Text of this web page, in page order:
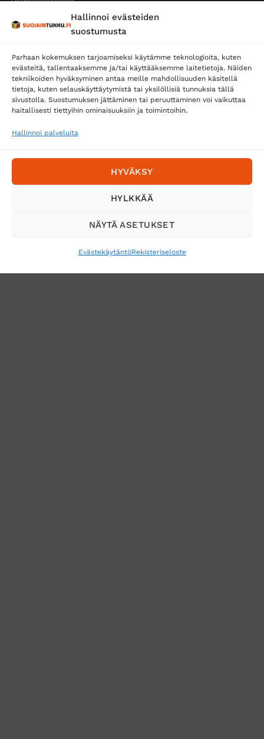
Hallinnoi evästeiden
suostumusta
Parhaan kokemuksen tarjoamiseksi käytämme teknologioita, kuten
evästeitä, tallentaaksemme ja/tai käyttääksemme laitetietoja. Näiden
tekniikoiden hyväksyminen antaa meille mahdollisuuden käsitellä
tietoja, kuten selauskäyttäytymistä tai yksilöllisiä tunnuksia tällä
sivustolla. Suostumuksen jättäminen tai peruuttaminen voi vaikuttaa
haitallisesti tiettyihin ominaisuuksiin ja toimintoihin.
Hallinnoi palveluita
HYVÄKSY
HYLKKÄÄ
NÄYTÄ ASETUKSET
EvästekäytäntöRekisteriseloste
Posti
Postnord
Tilaa uutiskirje ja saat erikoisalennuksia